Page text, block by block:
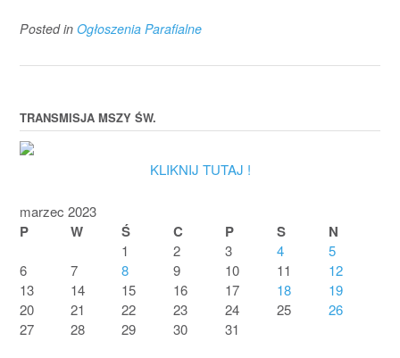
Posted in Ogłoszenia Parafialne
TRANSMISJA MSZY ŚW.
KLIKNIJ TUTAJ !
marzec 2023
P W Ś C P S N
1 2 3 4
5
6
7 8 9 10 11
12
13
14 15 16 17 18
19
20
21 22 23 24 25
26
27
28 29 30 31